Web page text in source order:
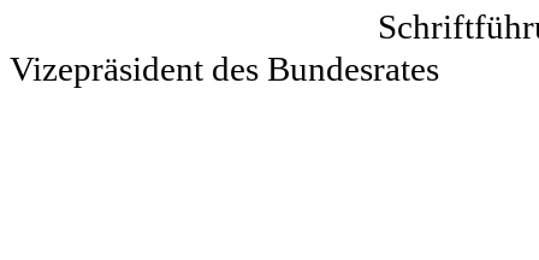
Vizepräsident des Bundesrates